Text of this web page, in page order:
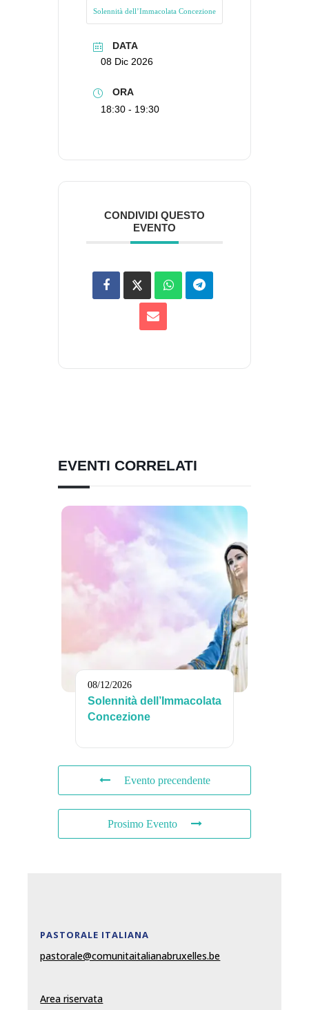
Solennità dell’Immacolata Concezione
DATA
08 Dic 2026
ORA
18:30 - 19:30
CONDIVIDI QUESTO
EVENTO
EVENTI CORRELATI
08/12/2026
Solennità dell’Immacolata
Concezione
Evento precendente
Prosimo Evento
PASTORALE ITALIANA
pastorale@comunitaitalianabruxelles.be
Area riservata